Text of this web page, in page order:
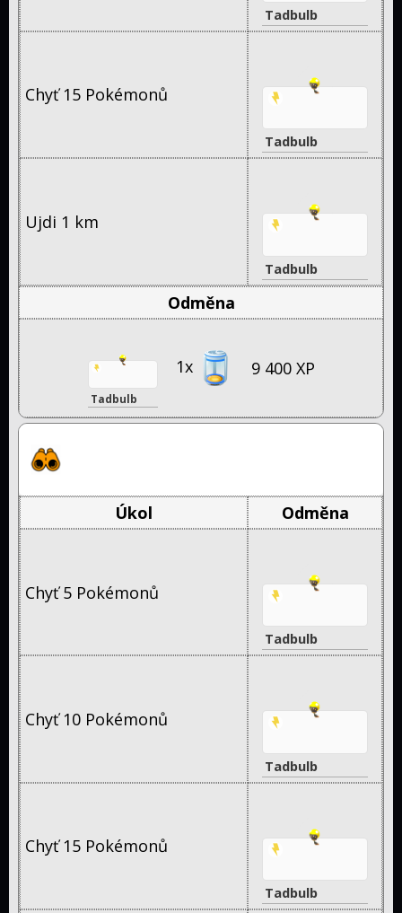
Tadbulb
Chyť 15 Pokémonů
Tadbulb
Ujdi 1 km
Tadbulb
Odměna
Tadbulb
1x 9 400 XP
Úkol Odměna
Chyť 5 Pokémonů
Tadbulb
Chyť 10 Pokémonů
Tadbulb
Chyť 15 Pokémonů
Tadbulb